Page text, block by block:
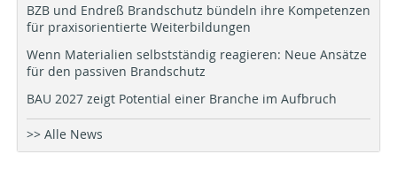
BZB und Endreß Brandschutz bündeln ihre Kompetenzen
für praxisorientierte Weiterbildungen
Wenn Materialien selbstständig reagieren: Neue Ansätze
für den passiven Brandschutz
BAU 2027 zeigt Potential einer Branche im Aufbruch
>> Alle News